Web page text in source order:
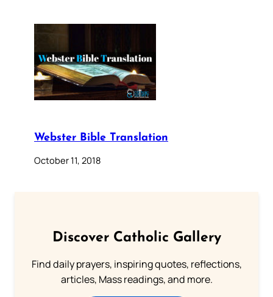
Webster Bible Translation
October 11, 2018
Discover Catholic Gallery
Find daily prayers, inspiring quotes, reflections,
articles, Mass readings, and more.